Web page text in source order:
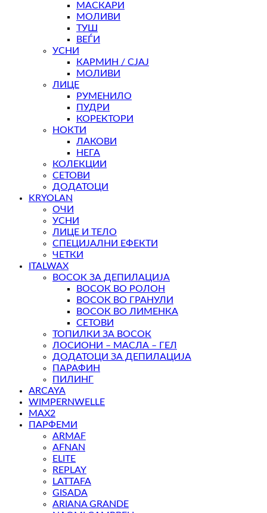
МАСКАРИ
МОЛИВИ
ТУШ
ВЕЃИ
УСНИ
КАРМИН / СЈАЈ
МОЛИВИ
ЛИЦЕ
РУМЕНИЛО
ПУДРИ
КОРЕКТОРИ
НОКТИ
ЛАКОВИ
НЕГА
КОЛЕКЦИИ
СЕТОВИ
ДОДАТОЦИ
KRYOLAN
ОЧИ
УСНИ
ЛИЦЕ И ТЕЛО
СПЕЦИЈАЛНИ ЕФЕКТИ
ЧЕТКИ
ITALWAX
ВОСОК ЗА ДЕПИЛАЦИЈА
ВОСОК ВО РОЛОН
ВОСОК ВО ГРАНУЛИ
ВОСОК ВО ЛИМЕНКА
СЕТОВИ
ТОПИЛКИ ЗА ВОСОК
ЛОСИОНИ – МАСЛА – ГЕЛ
ДОДАТОЦИ ЗА ДЕПИЛАЦИЈА
ПАРАФИН
ПИЛИНГ
ARCAYA
WIMPERNWELLE
MAX2
ПАРФЕМИ
ARMAF
AFNAN
ELITE
REPLAY
LATTAFA
GISADA
ARIANA GRANDE